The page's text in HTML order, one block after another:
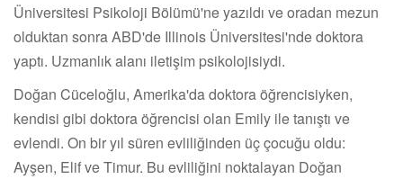
Üniversitesi Psikoloji Bölümü'ne yazıldı ve oradan mezun
olduktan sonra ABD'de Illinois Üniversitesi'nde doktora
yaptı. Uzmanlık alanı iletişim psikolojisiydi.
Doğan Cüceloğlu, Amerika'da doktora öğrencisiyken,
kendisi gibi doktora öğrencisi olan Emily ile tanıştı ve
evlendi. On bir yıl süren evliliğinden üç çocuğu oldu:
Ayşen, Elif ve Timur. Bu evliliğini noktalayan Doğan